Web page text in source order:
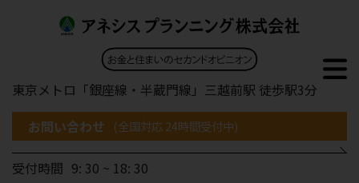
東京メトロ「銀座線・半蔵門線」三越前駅 徒歩駅3分
お問い合わせ
(全国対応 24時間受付中)
受付時間 9: 30 ~ 18: 30